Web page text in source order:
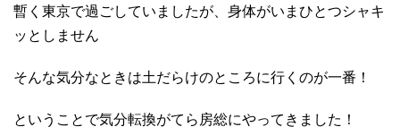
暫く東京で過ごしていましたが、身体がいまひとつシャキ
ッとしません
そんな気分なときは土だらけのところに行くのが一番！
ということで気分転換がてら房総にやってきました！